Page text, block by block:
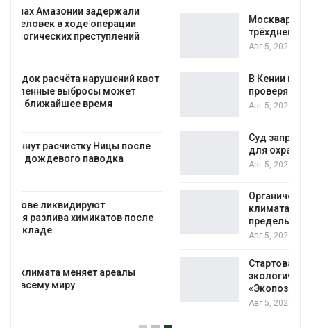
Москвариум отметит 11-летие
трёхдневным фестивалем
В Кении противников строительства АЭС
проверяют по статье о терроризме
Авг 5, 2026
Суд запретил использовать крокодилов
для охраны израильской тюрьмы
Авг 5, 2026
Органические яйца оказались «хуже для
климата»: исследование показало
пределы экологических расчётов
экологическую премию